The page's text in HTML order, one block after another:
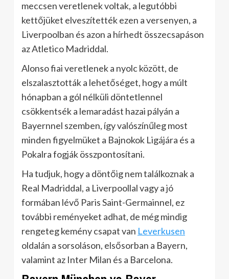
meccsen veretlenek voltak, a legutóbbi
kettőjüket elveszítették ezen a versenyen, a
Liverpoolban és azon a hírhedt összecsapáson
az Atletico Madriddal.
Alonso fiai veretlenek a nyolc között, de
elszalasztották a lehetőséget, hogy a múlt
hónapban a gól nélküli döntetlennel
csökkentsék a lemaradást hazai pályán a
Bayernnel szemben, így valószínűleg most
minden figyelmüket a Bajnokok Ligájára és a
Pokalra fogják összpontosítani.
Ha tudjuk, hogy a döntőig nem találkoznak a
Real Madriddal, a Liverpoollal vagy a jó
formában lévő Paris Saint-Germainnel, ez
további reményeket adhat, de még mindig
rengeteg kemény csapat van Leverkusen
oldalán a sorsoláson, elsősorban a Bayern,
valamint az Inter Milan és a Barcelona.